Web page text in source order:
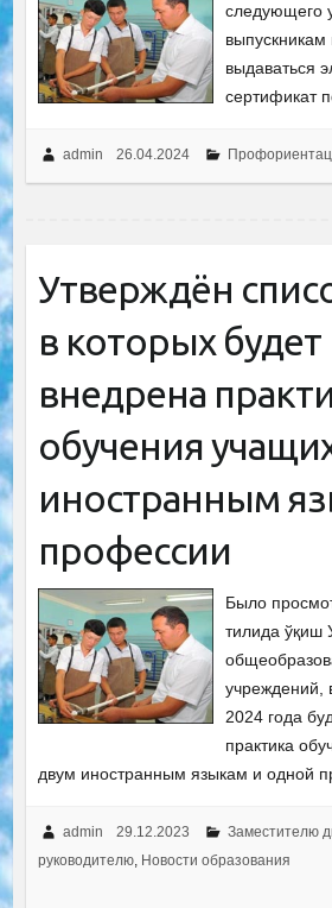
следующего
выдаваться
сертификат
admin 26.04.2024
Утверждён
в которых будет
внедрена
обучения
иностранным
профессии
Было
тилида ўқиш
учреждений,
2024 года
практика
двум иностранным языкам и одной
admin 29.12.2023 Заместителю
руководителю, Новости образования